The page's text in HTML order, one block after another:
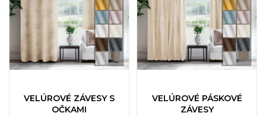
VELÚROVÉ ZÁVESY S
OČKAMI
VELÚROVÉ PÁSKOVÉ
ZÁVESY